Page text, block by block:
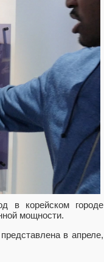
в корейском городе
мощности.
в апреле,